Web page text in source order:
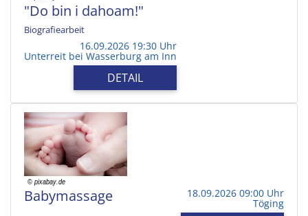
"Do bin i dahoam!"
Biografiearbeit
16.09.2026 19:30 Uhr
Unterreit bei Wasserburg am Inn
DETAIL
Babymassage 18.09.2026 09:00 Uhr
Töging